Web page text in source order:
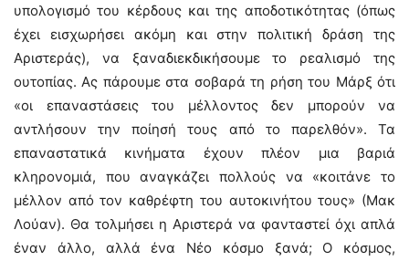
υπολογισμό του κέρδους και της αποδοτικότητας (όπως
έχει εισχωρήσει ακόμη και στην πολιτική δράση της
Αριστεράς), να ξαναδιεκδικήσουμε το ρεαλισμό της
ουτοπίας. Ας πάρουμε στα σοβαρά τη ρήση του Μάρξ ότι
«οι επαναστάσεις του μέλλοντος δεν μπορούν να
αντλήσουν την ποίησή τους από το παρελθόν». Τα
επαναστατικά κινήματα έχουν πλέον μια βαριά
κληρονομιά, που αναγκάζει πολλούς να «κοιτάνε το
μέλλον από τον καθρέφτη του αυτοκινήτου τους» (Μακ
Λούαν). Θα τολμήσει η Αριστερά να φανταστεί όχι απλά
έναν άλλο, αλλά ένα Νέο κόσμο ξανά; Ο κόσμος,